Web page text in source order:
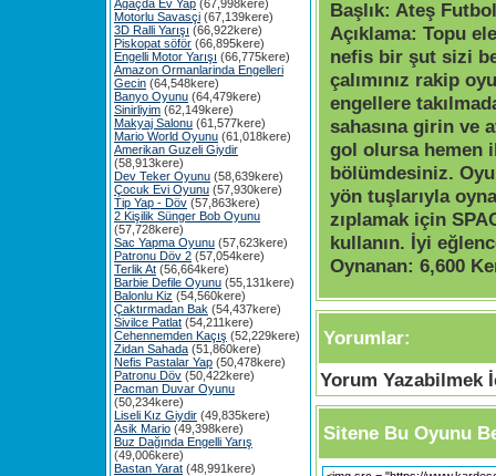
Ağaçda Ev Yap (67,998kere)
Motorlu Savasçi (67,139kere)
3D Ralli Yarışı (66,922kere)
Piskopat söför (66,895kere)
Engelli Motor Yarışı (66,775kere)
Amazon Ormanlarinda Engelleri
Gecin (64,548kere)
Banyo Oyunu (64,479kere)
Sinirliyim (62,149kere)
Makyaj Salonu (61,577kere)
Mario World Oyunu (61,018kere)
Amerikan Guzeli Giydir
(58,913kere)
Dev Teker Oyunu (58,639kere)
Çocuk Evi Oyunu (57,930kere)
Tip Yap - Döv (57,863kere)
2 Kişilik Sünger Bob Oyunu
(57,728kere)
Sac Yapma Oyunu (57,623kere)
Patronu Döv 2 (57,054kere)
Terlik At (56,664kere)
Barbie Defile Oyunu (55,131kere)
Balonlu Kiz (54,560kere)
Çaktırmadan Bak (54,437kere)
Sivilce Patlat (54,211kere)
Cehennemden Kaçış (52,229kere)
Zidan Sahada (51,860kere)
Nefis Pastalar Yap (50,478kere)
Patronu Döv (50,422kere)
Pacman Duvar Oyunu
(50,234kere)
Liseli Kız Giydir (49,835kere)
Asik Mario (49,398kere)
Buz Dağında Engelli Yarış
(49,006kere)
Bastan Yarat (48,991kere)
Başlık: Ateş
Açıklama: Topu
nefis bir şut sizi
çalımınız rakip
engellere
sahasına girin ve
gol olursa hemen
bölümdesiniz.
yön tuşlarıyla
zıplamak için
kullanın. İyi
Oynanan: 6,600
Yorumlar:
Yorum Yazabilmek
Sitene Bu Oyunu